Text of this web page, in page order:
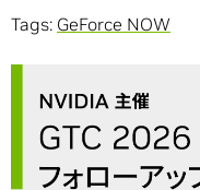
Tags: GeForce NOW